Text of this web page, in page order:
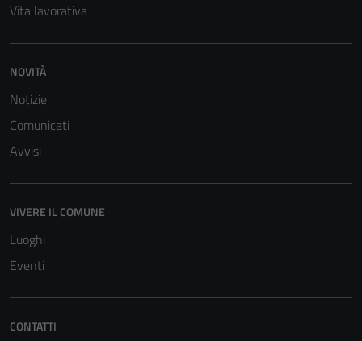
Vita lavorativa
NOVITÀ
Notizie
Comunicati
Avvisi
VIVERE IL COMUNE
Luoghi
Eventi
CONTATTI
disabilitati.